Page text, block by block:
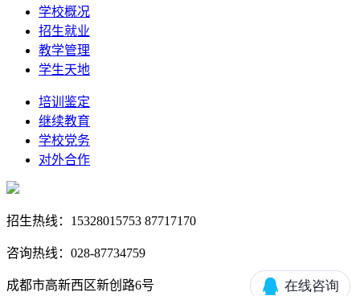
学校概况
招生就业
教学管理
学生天地
培训鉴定
继续教育
学校党务
对外合作
招生热线：15328015753 87717170
咨询热线：028-87734759
成都市高新西区新创路6号